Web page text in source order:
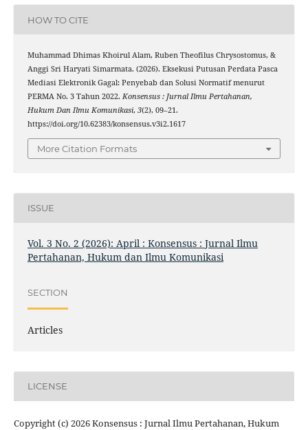
HOW TO CITE
Muhammad Dhimas Khoirul Alam, Ruben Theofilus Chrysostomus, &
Anggi Sri Haryati Simarmata. (2026). Eksekusi Putusan Perdata Pasca
Mediasi Elektronik Gagal: Penyebab dan Solusi Normatif menurut
PERMA No. 3 Tahun 2022. Konsensus : Jurnal Ilmu Pertahanan,
Hukum Dan Ilmu Komunikasi, 3(2), 09–21.
https://doi.org/10.62383/konsensus.v3i2.1617
More Citation Formats
ISSUE
Vol. 3 No. 2 (2026): April : Konsensus : Jurnal Ilmu
Pertahanan, Hukum dan Ilmu Komunikasi
SECTION
Articles
LICENSE
Copyright (c) 2026 Konsensus : Jurnal Ilmu Pertahanan, Hukum